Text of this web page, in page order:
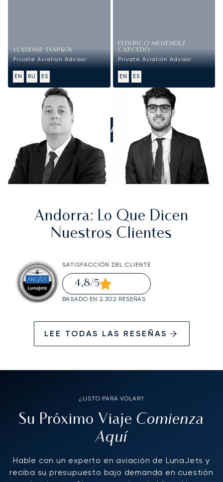
VLADIMIR TSARKOV
Private Aviation Advisor
EN RU ES
FEDERICO MENÉNDEZ
CARCEDO
Private Aviation Advisor
EN ES
LLÁMANOS
Andorra: Lo Que Dicen
Nuestros Clientes
SATISFACCIÓN DEL CLIENTE
4,8/5
BASADO EN 2.302 RESEÑAS
LEE TODAS LAS RESEÑAS
¿LISTO PARA VOLAR?
Su Próximo Viaje Comienza
Aquí
Hable con un experto en aviación de LunaJets y
reciba su presupuesto bajo demanda en cuestión